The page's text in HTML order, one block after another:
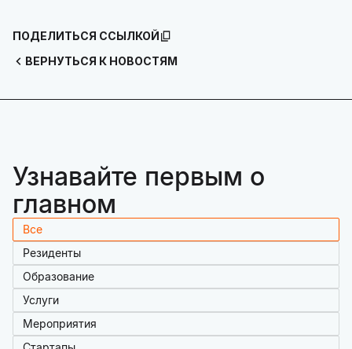
ВЕРНУТЬСЯ К НОВОСТЯМ
ПОДЕЛИТЬСЯ ССЫЛКОЙ
Узнавайте первым о
главном
Все
Резиденты
Образование
Услуги
Мероприятия